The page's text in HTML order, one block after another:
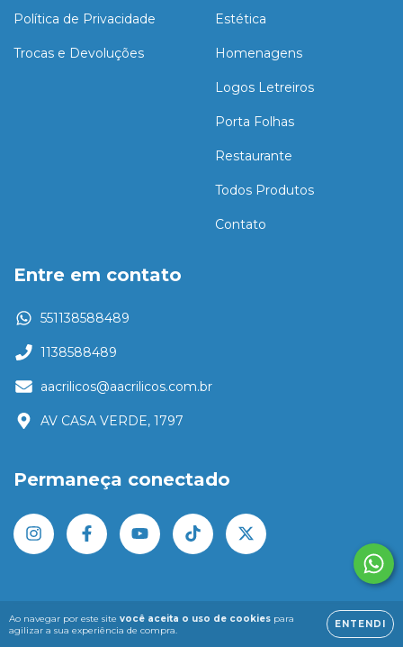
Ao navegar por este site você aceita o uso de cookies para
agilizar a sua experiência de compra.
ENTENDI
Política de Privacidade
Trocas e Devoluções
Estética
Homenagens
Logos Letreiros
Porta Folhas
Restaurante
Todos Produtos
Contato
Entre em contato
551138588489
1138588489
aacrilicos@aacrilicos.com.br
AV CASA VERDE, 1797
Permaneça conectado